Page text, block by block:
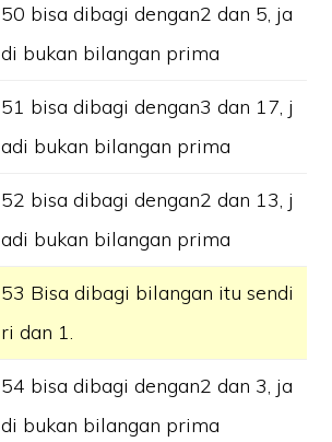
50 bisa dibagi dengan2 dan 5, ja
di bukan bilangan prima
51 bisa dibagi dengan3 dan 17, j
adi bukan bilangan prima
52 bisa dibagi dengan2 dan 13, j
adi bukan bilangan prima
53 Bisa dibagi bilangan itu sendi
ri dan 1.
54 bisa dibagi dengan2 dan 3, ja
di bukan bilangan prima